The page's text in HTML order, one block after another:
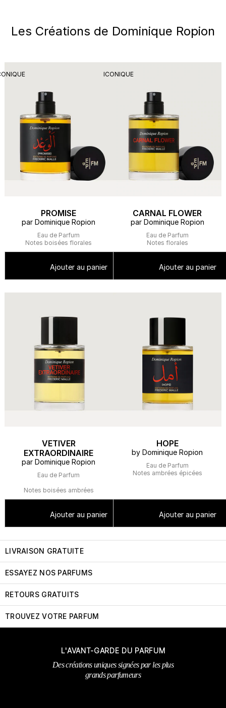
Les Créations de Dominique Ropion
PROMISE
par Dominique Ropion
Eau de Parfum
Notes boisées florales
Ajouter au panier
ICONIQUE
CARNAL FLOWER
par Dominique Ropion
Eau de Parfum
Notes florales
Ajouter au panier
VETIVER
EXTRAORDINAIRE
par Dominique Ropion
Eau de Parfum
Notes boisées ambrées
Ajouter au panier
HOPE
by Dominique Ropion
Eau de Parfum
Notes ambrées épicées
Ajouter au panier
LIVRAISON GRATUITE
ESSAYEZ NOS PARFUMS
RETOURS GRATUITS
TROUVEZ VOTRE PARFUM
L'AVANT-GARDE DU PARFUM
Des créations uniques signées par les plus
grands parfumeurs